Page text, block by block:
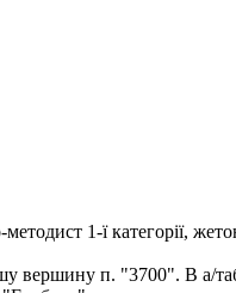
1-ї категорії,
вершину п. "3700". В